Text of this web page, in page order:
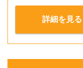
詳細を見る